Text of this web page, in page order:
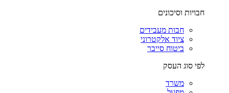
חבויות וסיכונים
חבות מעבידים
ציוד אלקטרוני
ביטוח סייבר
לפי סוג העסק
משרד